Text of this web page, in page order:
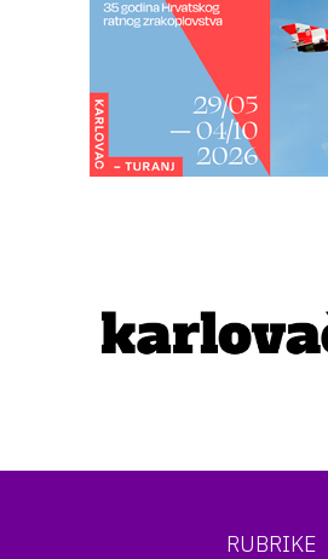
RUBRIKE